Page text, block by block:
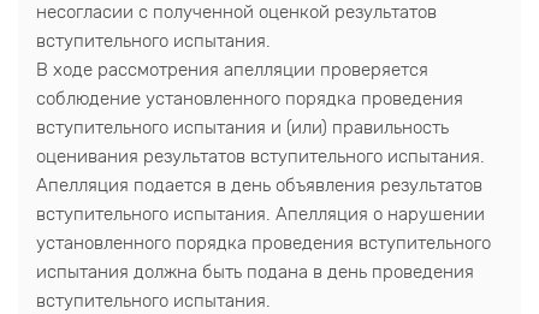
несогласии с полученной оценкой результатов
вступительного испытания.
В ходе рассмотрения апелляции проверяется
соблюдение установленного порядка проведения
вступительного испытания и (или) правильность
оценивания результатов вступительного испытания.
Апелляция подается в день объявления результатов
вступительного испытания. Апелляция о нарушении
установленного порядка проведения вступительного
испытания должна быть подана в день проведения
вступительного испытания.